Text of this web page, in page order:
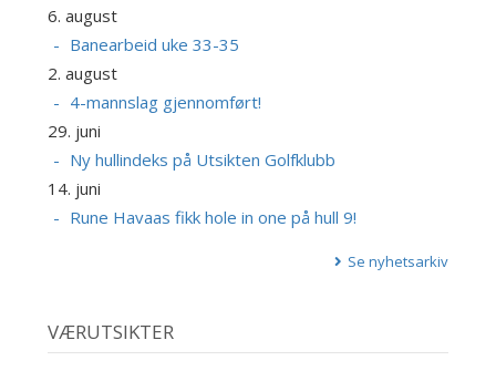
6. august
Banearbeid uke 33-35
2. august
4-mannslag gjennomført!
29. juni
Ny hullindeks på Utsikten Golfklubb
14. juni
Rune Havaas fikk hole in one på hull 9!
Se nyhetsarkiv
VÆRUTSIKTER